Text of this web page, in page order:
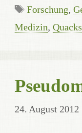
Schlagwörter
Forschung,
Medizin,
24. August 2012